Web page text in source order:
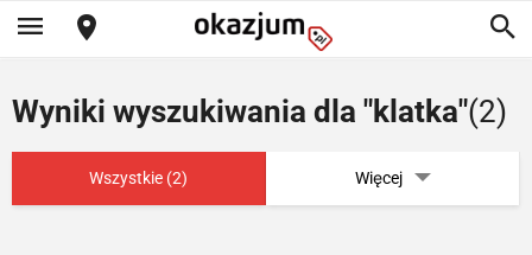
Wyniki wyszukiwania dla "klatka"(2)
Wszystkie (2) Więcej